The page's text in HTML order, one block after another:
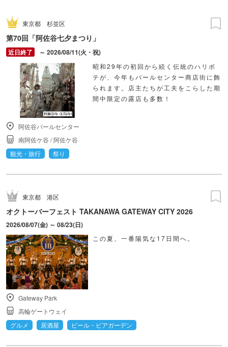
東京都 杉並区
第70回「阿佐谷七夕まつり」
～ 2026/08/11(火・祝)
昭和29年の初回から続く伝統のハリボ
テが、今年もパールセンター商店街に飾
られます。店主たちが工夫をこらした期
間中限定の露店も多数！
阿佐谷パールセンター
南阿佐ケ谷 /阿佐ケ谷
観光・旅行
祭り
東京都 港区
オクトーバーフェスト TAKANAWA GATEWAY CITY 2026
2026/08/07(金) ～ 08/23(日)
この夏、一番陽気な17日間へ。
Gateway Park
高輪ゲートウェイ
グルメ
居酒屋 ビール・ビアガーデン